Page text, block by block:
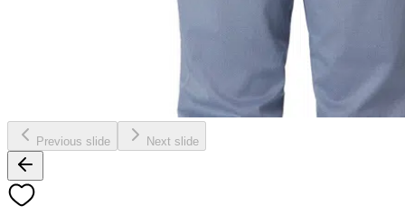
Previous slide Next slide